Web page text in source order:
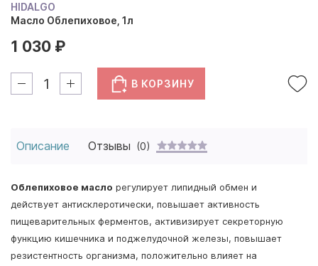
HIDALGO
Масло Облепиховое, 1л
1 030 ₽
В КОРЗИНУ
Описание Отзывы (0)
Облепиховое масло регулирует липидный обмен и
действует антисклеротически, повышает активность
пищеварительных ферментов, активизирует секреторную
функцию кишечника и поджелудочной железы, повышает
резистентность организма, положительно влияет на